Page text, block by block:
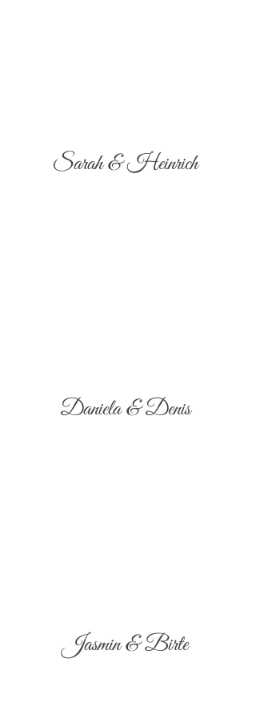
Sarah & Heinrich
Daniela & Denis
Jasmin & Birte